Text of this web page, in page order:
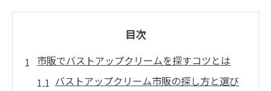
目次
市販でバストアップクリームを探すコツとは
バストアップクリーム市販の探し方と選び